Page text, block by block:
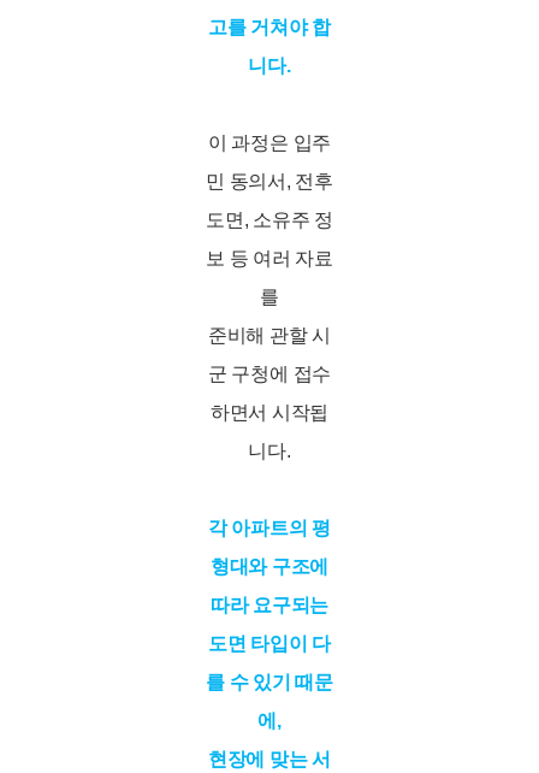
고를 거쳐야 합
니다.
이 과정은 입주
민 동의서, 전후
도면, 소유주 정
보 등 여러 자료
를
준비해 관할 시
군 구청에 접수
하면서 시작됩
니다.
각 아파트의 평
형대와 구조에
따라 요구되는
도면 타입이 다
를 수 있기 때문
에,
현장에 맞는 서